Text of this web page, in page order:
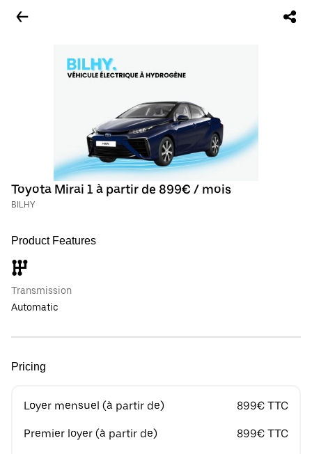
Toyota Mirai 1 à partir de 899€ / mois
BILHY
Product Features
Transmission
Automatic
Pricing
Loyer mensuel (à partir de) 899€ TTC
Premier loyer (à partir de) 899€ TTC